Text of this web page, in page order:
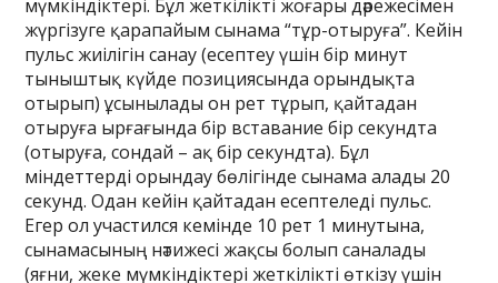
мүмкіндіктері. Бұл жеткілікті жоғары дәрежесімен
жүргізуге қарапайым сынама “тұр-отыруға”. Кейін
пульс жиілігін санау (есептеу үшін бір минут
тыныштық күйде позициясында орындықта
отырып) ұсынылады он рет тұрып, қайтадан
отыруға ырғағында бір вставание бір секундта
(отыруға, сондай – ақ бір секундта). Бұл
міндеттерді орындау бөлігінде сынама алады 20
секунд. Одан кейін қайтадан есептеледі пульс.
Егер ол участился кемінде 10 рет 1 минутына,
сынамасының нәтижесі жақсы болып саналады
(яғни, жеке мүмкіндіктері жеткілікті өткізу үшін